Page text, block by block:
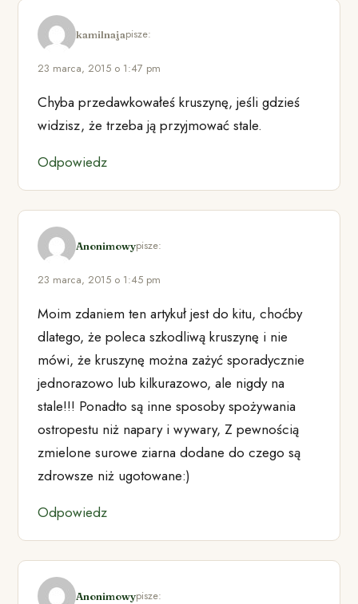
kamilnajapisze:
23 marca, 2015 o 1:47 pm
Chyba przedawkowałeś kruszynę, jeśli gdzieś
widzisz, że trzeba ją przyjmować stale.
Odpowiedz
Anonimowypisze:
23 marca, 2015 o 1:45 pm
Moim zdaniem ten artykuł jest do kitu, choćby
dlatego, że poleca szkodliwą kruszynę i nie
mówi, że kruszynę można zażyć sporadycznie
jednorazowo lub kilkurazowo, ale nigdy na
stale!!! Ponadto są inne sposoby spożywania
ostropestu niż napary i wywary, Z pewnością
zmielone surowe ziarna dodane do czego są
zdrowsze niż ugotowane:)
Odpowiedz
Anonimowypisze: